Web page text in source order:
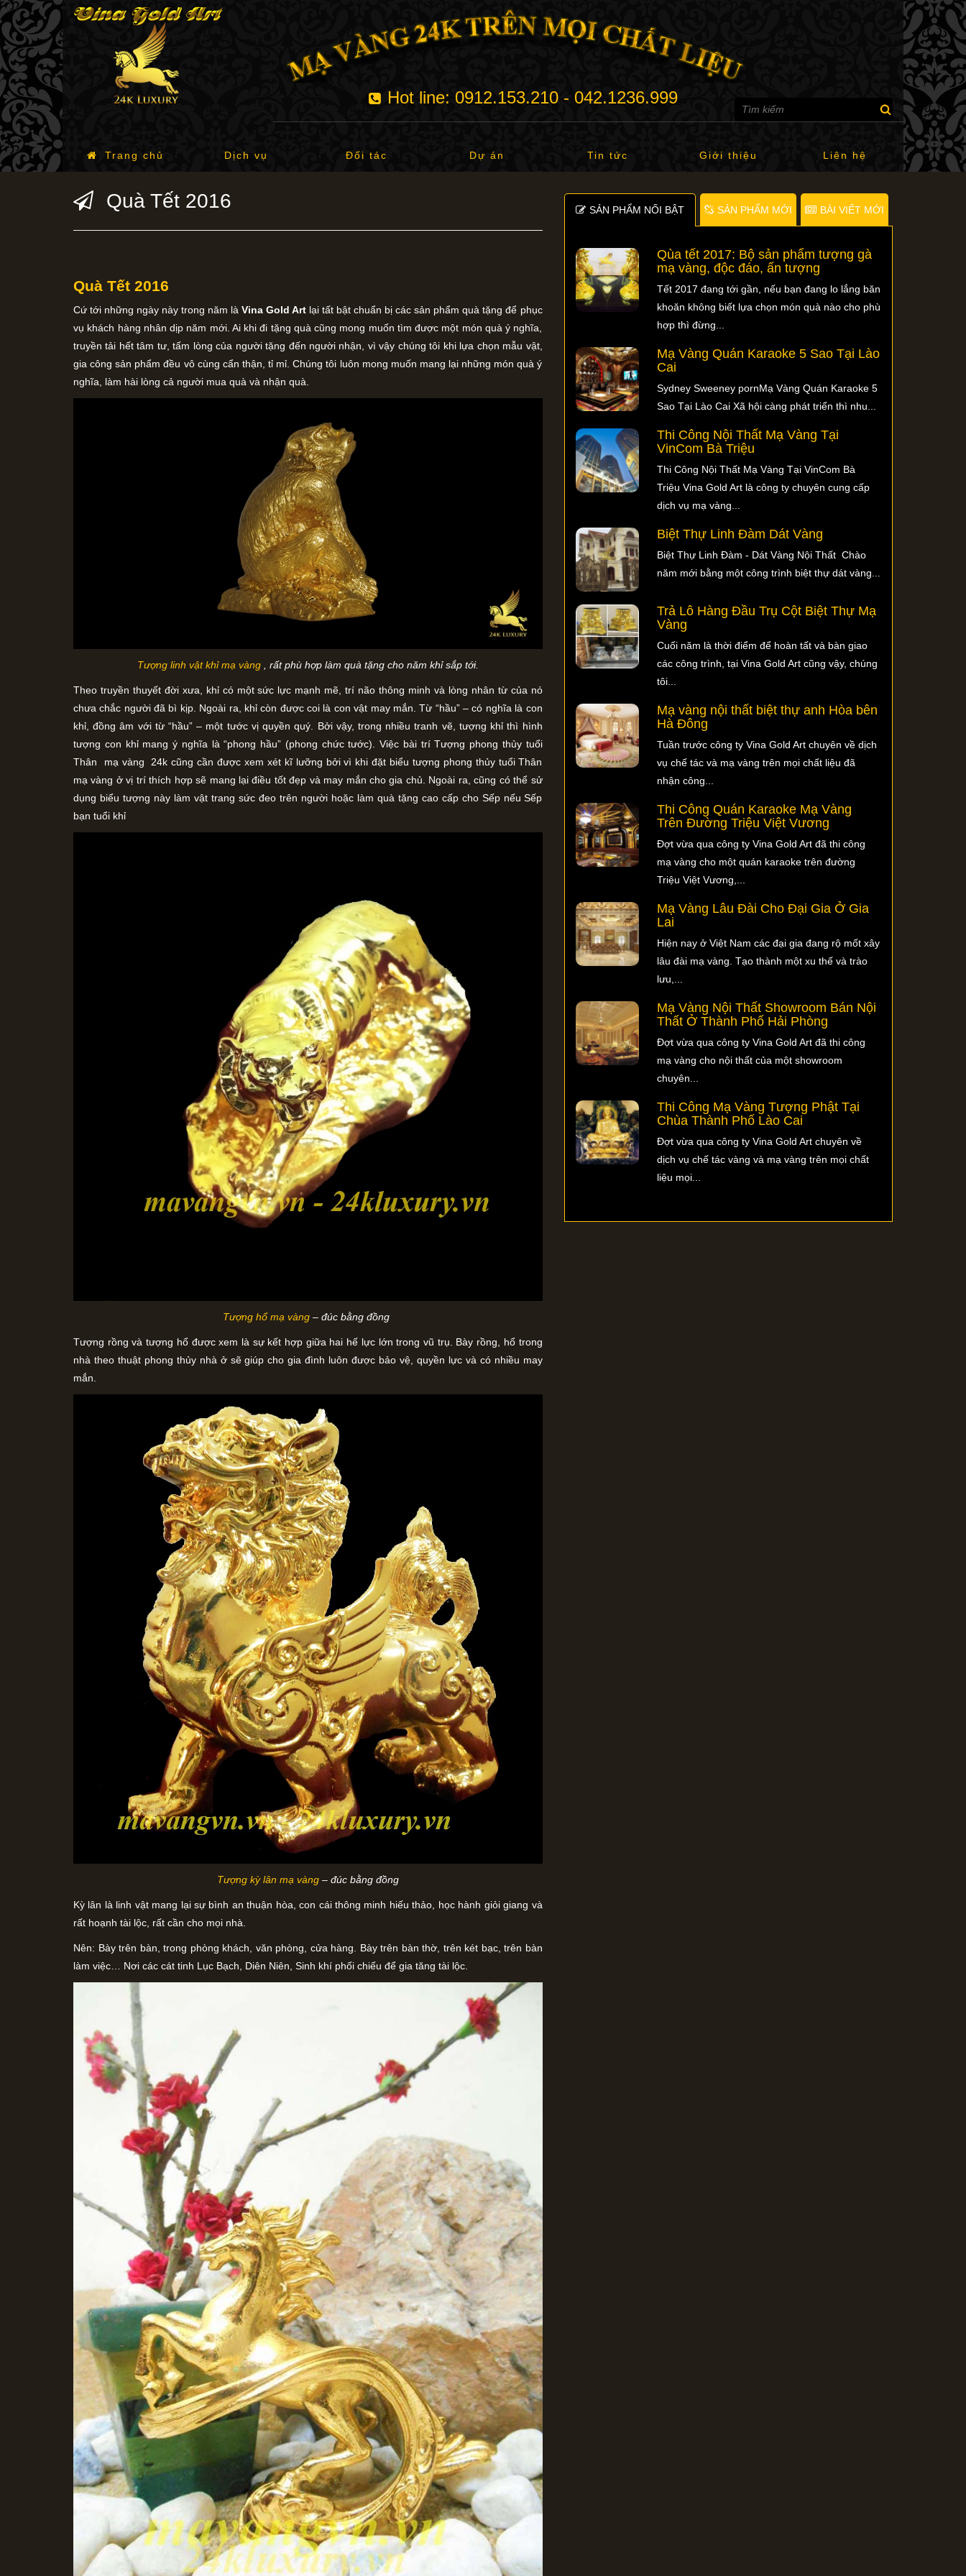
Hot line: 0912.153.210 - 042.1236.999
Trang chủ Dịch vụ Đối tác Dự án Tin tức Giới thiệu Liên hệ
Quà Tết 2016
Quà Tết 2016
Cứ tới những ngày này trong năm làVina Gold Art lại tất bật chuẩn bị các sản phẩm quà tặng để phục
vụ khách hàng nhân dịp năm mới. Ai khi đi tặng quà cũng mong muốn tìm được một món quà ý nghĩa,
truyền tải hết tâm tư, tấm lòng của người tặng đến người nhận, vì vậy chúng tôi khi lựa chọn mẫu vật,
gia công sản phẩm đều vô cùng cẩn thận, tỉ mỉ. Chúng tôi luôn mong muốn mang lại những món quà ý
nghĩa, làm hài lòng cả người mua quà và nhận quà.
Tượng linh vật khỉ mạ vàng , rất phù hợp làm quà tặng cho năm khỉ sắp tới.
Theo truyền thuyết đời xưa, khỉ có một sức lực mạnh mẽ, trí não thông minh và lòng nhân từ của nó
chưa chắc người đã bì kịp. Ngoài ra, khỉ còn được coi là con vật may mắn. Từ “hầu” – có nghĩa là con
khỉ, đồng âm với từ “hầu” – một tước vị quyền quý. Bởi vậy, trong nhiều tranh vẽ, tượng khỉ thì hình
tượng con khỉ mang ý nghĩa là “phong hầu” (phong chức tước). Việc bài trí Tượng phong thủy tuổi
Thân mạ vàng 24k cũng cần được xem xét kĩ lưỡng bởi vì khi đặt biểu tượng phong thủy tuổi Thân
mạ vàng ở vị trí thích hợp sẽ mang lại điều tốt đẹp và may mắn cho gia chủ. Ngoài ra, cũng có thể sử
dụng biểu tượng này làm vật trang sức đeo trên người hoặc làm quà tặng cao cấp cho Sếp nếu Sếp
bạn tuổi khỉ
Tượng hổ mạ vàng– đúc bằng đồng
Tượng rồng và tượng hổ được xem là sự kết hợp giữa hai hế lực lớn trong vũ trụ. Bày rồng, hổ trong
nhà theo thuật phong thủy nhà ở sẽ giúp cho gia đình luôn được bảo vệ, quyền lực và có nhiều may
mắn.
Tượng kỳ lân mạ vàng – đúc bằng đồng
Kỳ lân là linh vật mang lại sự bình an thuận hòa, con cái thông minh hiếu thảo, học hành giỏi giang và
rất hoạnh tài lộc, rất cần cho mọi nhà.
Nên: Bày trên bàn, trong phòng khách, văn phòng, cửa hàng. Bày trên bàn thờ, trên két bạc, trên bàn
làm việc… Nơi các cát tinh Lục Bạch, Diên Niên, Sinh khí phối chiếu để gia tăng tài lộc.
SẢN PHẨM NỐI BẬT SẢN PHẨM MỚI BÀI VIẾT MỚI
Qùa tết 2017: Bộ sản phẩm tượng gà
mạ vàng, độc đáo, ấn tượng
Tết 2017 đang tới gần, nếu bạn đang lo lắng băn
khoăn không biết lựa chọn món quà nào cho phù
hợp thì đừng...
Mạ Vàng Quán Karaoke 5 Sao Tại Lào
Cai
Sydney Sweeney pornMạ Vàng Quán Karaoke 5
Sao Tại Lào Cai Xã hội càng phát triển thì nhu...
Thi Công Nội Thất Mạ Vàng Tại
VinCom Bà Triệu
Thi Công Nội Thất Mạ Vàng Tại VinCom Bà
Triệu Vina Gold Art là công ty chuyên cung cấp
dịch vụ mạ vàng...
Biệt Thự Linh Đàm Dát Vàng
Biệt Thự Linh Đàm - Dát Vàng Nội Thất Chào
năm mới bằng một công trình biệt thự dát vàng...
Trả Lô Hàng Đầu Trụ Cột Biệt Thự Mạ
Vàng
Cuối năm là thời điểm để hoàn tất và bàn giao
các công trình, tại Vina Gold Art cũng vậy, chúng
tôi...
Mạ vàng nội thất biệt thự anh Hòa bên
Hà Đông
Tuần trước công ty Vina Gold Art chuyên về dịch
vụ chế tác và mạ vàng trên mọi chất liệu đã
nhận công...
Thi Công Quán Karaoke Mạ Vàng
Trên Đường Triệu Việt Vương
Đợt vừa qua công ty Vina Gold Art đã thi công
mạ vàng cho một quán karaoke trên đường
Triệu Việt Vương,...
Mạ Vàng Lâu Đài Cho Đại Gia Ở Gia
Lai
Hiện nay ở Việt Nam các đại gia đang rộ mốt xây
lâu đài mạ vàng. Tạo thành một xu thế và trào
lưu,...
Mạ Vàng Nội Thất Showroom Bán Nội
Thất Ở Thành Phố Hải Phòng
Đợt vừa qua công ty Vina Gold Art đã thi công
mạ vàng cho nội thất của một showroom
chuyên...
Thi Công Mạ Vàng Tượng Phật Tại
Chùa Thành Phố Lào Cai
Đợt vừa qua công ty Vina Gold Art chuyên về
dịch vụ chế tác vàng và mạ vàng trên mọi chất
liệu mọi...